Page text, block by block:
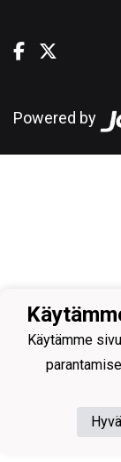
Powered by
Käytämme